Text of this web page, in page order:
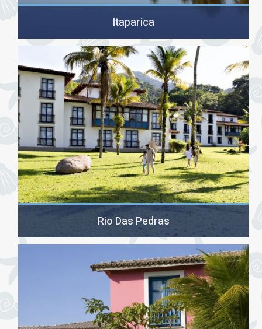
Itaparica
מיקום: לחוף האוקינוס האטלנטי במדינת באהיה שבברזיל.המלון: 334
בונגלוס לאורך הנהר שחוצה את המועדון, המחולקים…
Rio Das Pedras
מיקום: דרומית לריו דה ז'נרו, בתוך שמורת טבע מוגנת ,שניה בגודלה
בברזיל בשם מאטה אטלנטיקה.המלון:…